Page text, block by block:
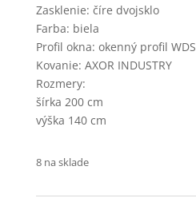
Zasklenie: číre dvojsklo
Farba: biela
Profil okna: okenný profil
Kovanie: AXOR INDUSTRY
Rozmery:
šírka 200 cm
výška 140 cm
8 na sklade